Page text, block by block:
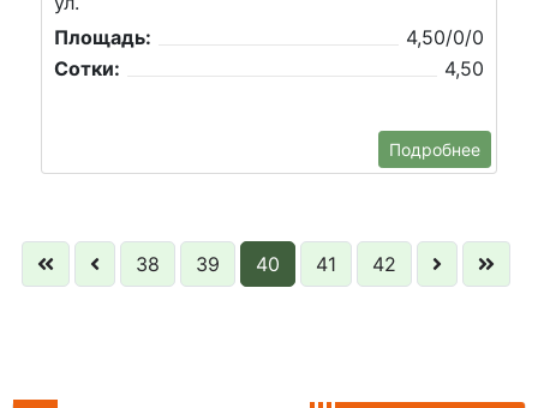
Площадь:
4,50/0/0
Сотки:
4,50
Подробнее
38 39 40 41 42